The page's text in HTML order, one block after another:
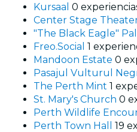
Kursaal 0
Center Stage
"The Black Eagle"
Freo.Social 1
Mandoon Estate 0
Pasajul Vulturul
The Perth Mint 1
St. Mary's Church 0
Perth Wildlife
Perth Town Hall 19